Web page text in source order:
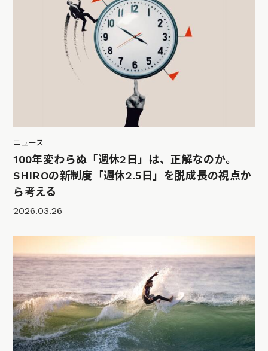
ニュース
100年変わらぬ「週休2日」は、正解なのか。
SHIROの新制度「週休2.5日」を脱成長の視点か
ら考える
2026.03.26